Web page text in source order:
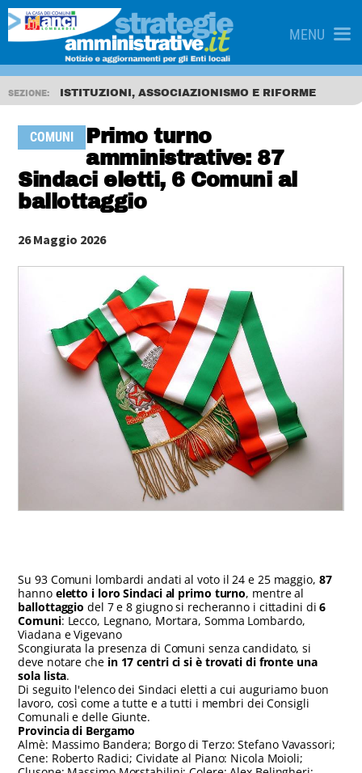
MENU
SEZIONE: ISTITUZIONI, ASSOCIAZIONISMO E RIFORME
COMUNI
Primo turno
amministrative: 87
Sindaci eletti, 6 Comuni al
ballottaggio
26 Maggio 2026
Su 93 Comuni lombardi andati al voto il 24 e 25 maggio, 87
hanno eletto i loro Sindaci al primo turno, mentre al
ballottaggiodel 7 e 8 giugno si recheranno i cittadini di 6
Comuni: Lecco, Legnano, Mortara, Somma Lombardo,
Viadana e Vigevano
Scongiurata la presenza di Comuni senza candidato, si
deve notare chein 17 centri ci si è trovati di fronte una
sola lista.
Di seguito l'elenco dei Sindaci eletti a cui auguriamo buon
lavoro, così come a tutte e a tutti i membri dei Consigli
Comunali e delle Giunte.
Provincia di Bergamo
Almè: Massimo Bandera; Borgo di Terzo: Stefano Vavassori;
Cene: Roberto Radici; Cividate al Piano: Nicola Moioli;